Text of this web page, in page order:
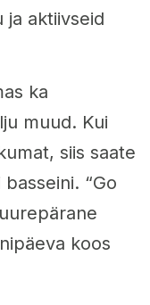
ja aktiivseid
ka
muud. Kui
siis saate
“Go
koos